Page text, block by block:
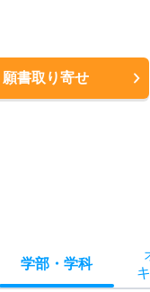
書取り寄せ
学部 ・ 学科